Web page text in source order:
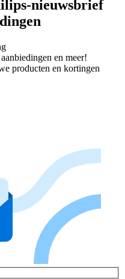
nieuwsbrief
en meer!
producten en kortingen